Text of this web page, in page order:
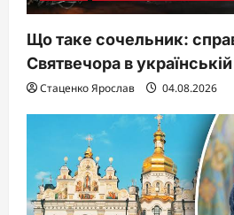
Що таке сочельник:
Святвечора в українській
Стаценко Ярослав 04.08.2026